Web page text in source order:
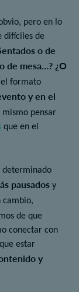
pero en lo
difíciles de
o de
de mesa…? ¿O
formato
y en el
pensar
que en el
determinado
pausados y
cambio,
de que
conectar con
estar
y